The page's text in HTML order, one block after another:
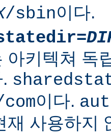
/sbin이다.
아키텍쳐 독
이다.
재 사용하지